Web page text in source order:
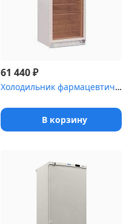
61 440₽
Холодильник фармацевтический Pozis ХФ-400-3(ТС) с тонированной ст...
В корзину